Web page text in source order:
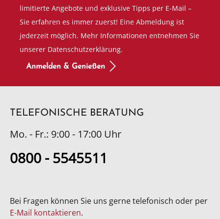
limitierte Angebote und exklusive Tipps per E-Mail –
Sie erfahren es immer zuerst! Eine Abmeldung ist
jederzeit möglich. Mehr Informationen entnehmen Sie
unserer Datenschutzerklärung.
Anmelden & Genießen
TELEFONISCHE BERATUNG
Mo. - Fr.: 9:00 - 17:00 Uhr
0800 - 5545511
Bei Fragen können Sie uns gerne telefonisch oder per
E-Mail kontaktieren.